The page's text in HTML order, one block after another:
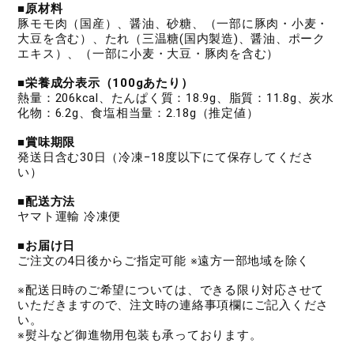
■原材料
豚モモ肉（国産）、醤油、砂糖、（一部に豚肉・小麦・
大豆を含む）、たれ（三温糖(国内製造)、醤油、ポーク
エキス）、（一部に小麦・大豆・豚肉を含む）
■栄養成分表示（100gあたり）
熱量：206kcal、たんぱく質：18.9g、脂質：11.8g、炭水
化物：6.2g、食塩相当量：2.18g（推定値）
■賞味期限
発送日含む30日（冷凍−18度以下にて保存してくださ
い）
■配送方法
ヤマト運輸 冷凍便
■お届け日
ご注文の4日後からご指定可能 ※遠方一部地域を除く
※配送日時のご希望については、できる限り対応させて
いただきますので、注文時の連絡事項欄にご記入くださ
い。
※熨斗など御進物用包装も承っております。